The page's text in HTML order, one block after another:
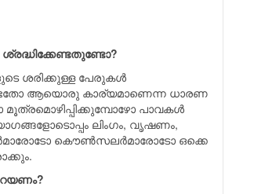
ശരിക്കുള്ള പേരുകള്‍
ആയൊരു കാര്യമാണെന്ന ധാരണ
മൂത്രമൊഴിപ്പിക്കുമ്പോഴോ പാവകള്‍
ലിംഗം, വൃഷണം,
കൌണ്‍സലര്‍മാരോടോ ഒക്കെ